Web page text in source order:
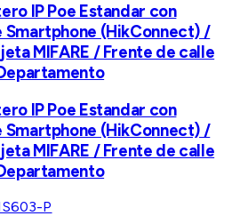
IP Poe Estandar con
Smartphone (HikConnect) /
MIFARE / Frente de calle
IP Poe Estandar con
Smartphone (HikConnect) /
MIFARE / Frente de calle
P